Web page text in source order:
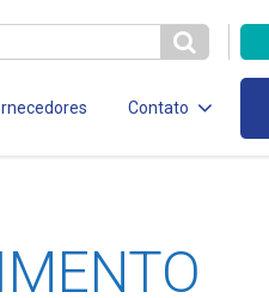
Contato